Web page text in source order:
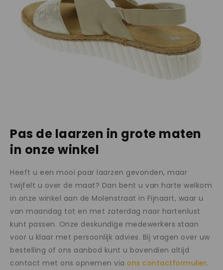
Pas de laarzen in grote maten
in onze winkel
Heeft u een mooi paar laarzen gevonden, maar
twijfelt u over de maat? Dan bent u van harte welkom
in onze winkel aan de Molenstraat in Fijnaart, waar u
van maandag tot en met zaterdag naar hartenlust
kunt passen. Onze deskundige medewerkers staan
voor u klaar met persoonlijk advies. Bij vragen over uw
bestelling of ons aanbod kunt u bovendien altijd
contact met ons opnemen via ons contactformulier.